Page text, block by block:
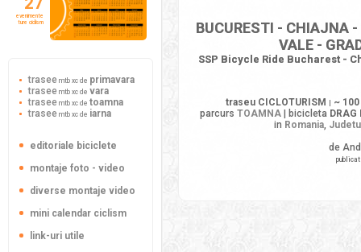
BUCURESTI - CHIAJNA
VALE -
SSP Bicycle Ride Bucharest -
traseu CICLOTURISM
~
parcurs TOAMNA | bicicleta
in Romania,
de
publicat
evenimente
ture ciclism
trasee mtb xc de primavara
trasee mtb xc de vara
trasee mtb xc de toamna
trasee mtb xc de iarna
editoriale biciclete
montaje foto - video
diverse montaje video
mini calendar ciclism
link-uri utile